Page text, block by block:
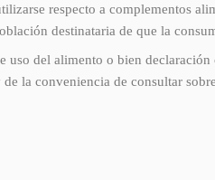
respecto a complementos
destinataria de que la
uso del alimento o bien
la conveniencia de consultar